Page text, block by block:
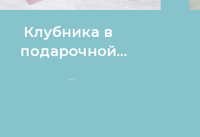
Клубника в
подарочной